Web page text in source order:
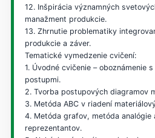
12. Inšpirácia významných
manažment produkcie.
13. Zhrnutie problematiky
produkcie a záver.
Tematické vymedzenie cvičení:
1. Úvodné cvičenie – oboznámenie
postupmi.
2. Tvorba postupových diagramov
3. Metóda ABC v riadení
4. Metóda grafov, metóda analógie
reprezentantov.